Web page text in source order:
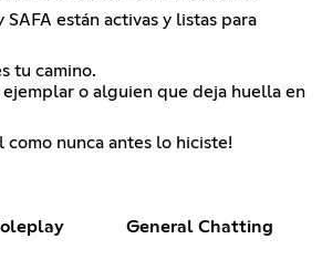
SAFA están activas y listas para
tu camino.
ejemplar o alguien que deja huella en
como nunca antes lo hiciste!
General Chatting